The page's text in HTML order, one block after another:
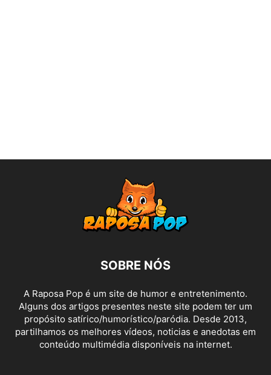
SOBRE NÓS
A Raposa Pop é um site de humor e entretenimento.
Alguns dos artigos presentes neste site podem ter um
propósito satírico/humorístico/paródia. Desde 2013,
partilhamos os melhores vídeos, noticias e anedotas em
conteúdo multimédia disponíveis na internet.